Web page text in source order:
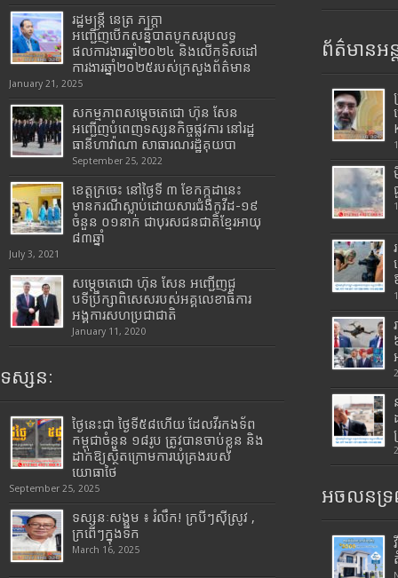
រដ្ឋមន្រ្តី​ នេត្រ​ ភក្ត្រា​
អញ្ជើញបើកសន្និបាតបូកសរុបលទ្ធ
ផលការងារឆ្នាំ២០២៤ និងលើកទិសដៅ
ការងារឆ្នាំ២០២៥របស់​ក្រសួង​ព័ត៌មាន​
January 21, 2025
សកម្មភាពសម្តេចតេជោ ហ៊ុន សែន
អញ្ជើញបំពេញទស្សនកិច្ចផ្លូវការ នៅរដ្ឋ
ធានីហាវ៉ាណា សាធារណរដ្ឋគុយបា
September 25, 2022
ខេត្តក្រចេះ នៅថ្ងៃទី ៣ ខែកក្កដានេះ
មានករណីស្លាប់ដោយសារជំងឺកូវីដ-១៩
ចំនួន ០១នាក់ ជាបុរសជនជាតិខ្មែរអាយុ
៨៣ឆ្នាំ
July 3, 2021
សម្តេចតេជោ ហ៊ុន សែន អញ្ជើញជួ
បទីប្រឹក្សាពិសេសរបស់អគ្គលេខាធិការ
អង្គការសហប្រជាជាតិ
January 11, 2020
ទស្សនៈ
ថ្ងៃនេះជា ថ្ងៃទី៥៨ហើយ ដែលវីរកងទ័ព
កម្ពុជាចំនួន ១៨រូប ត្រូវបានចាប់ខ្លួន និង
ដាក់ឱ្យស្ថិតក្រោមការឃុំគ្រងរបស់
យោធាថៃ
September 25, 2025
ទស្សនៈសង្គម ៖ រំលឹក! ក្របីៗស៊ីស្រូវ ,
ក្រពើៗក្នុងទឹក
March 16, 2025
ព័ត៌មានអន្
អចលនទ្រ